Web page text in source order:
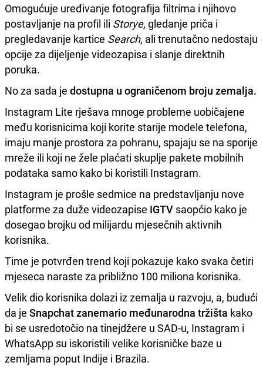
Omogućuje uređivanje fotografija filtrima i njihovo
postavljanje na profil ili Storye, gledanje priča i
pregledavanje kartice Search, ali trenutačno nedostaju
opcije za dijeljenje videozapisa i slanje direktnih
poruka.
No za sada je dostupna u ograničenom broju zemalja.
Instagram Lite rješava mnoge probleme uobičajene
među korisnicima koji korite starije modele telefona,
imaju manje prostora za pohranu, spajaju se na sporije
mreže ili koji ne žele plaćati skuplje pakete mobilnih
podataka samo kako bi koristili Instagram.
Instagram je prošle sedmice na predstavljanju nove
platforme za duže videozapise IGTV saopćio kako je
dosegao brojku od milijardu mjesečnih aktivnih
korisnika.
Time je potvrđen trend koji pokazuje kako svaka četiri
mjeseca naraste za približno 100 miliona korisnika.
Velik dio korisnika dolazi iz zemalja u razvoju, a, budući
da je Snapchat zanemario međunarodna tržišta kako
bi se usredotočio na tinejdžere u SAD-u, Instagram i
WhatsApp su iskoristili velike korisničke baze u
zemljama poput Indije i Brazila.